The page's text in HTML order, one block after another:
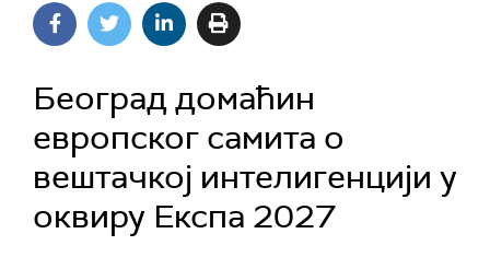
Београд домаћин
европског самита о
вештачкој интелигенцији у
оквиру Експа 2027